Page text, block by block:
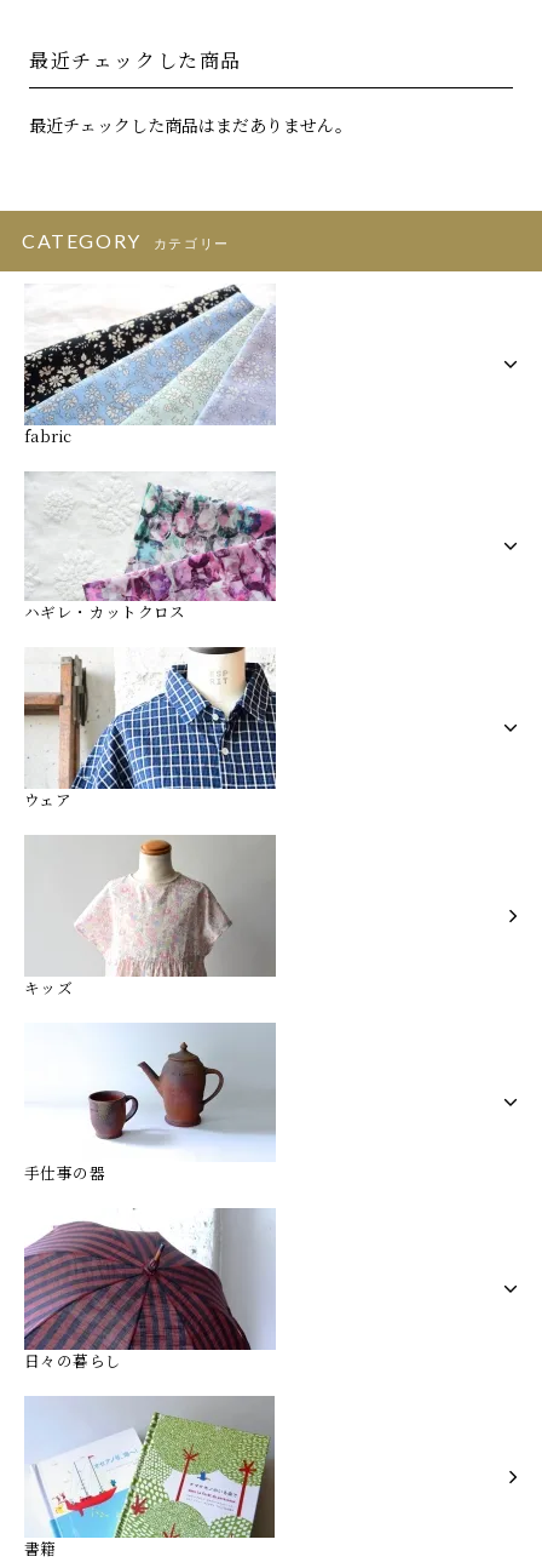
最近チェックした商品
最近チェックした商品はまだありません。
CATEGORY カテゴリー
fabric
ハギレ・カットクロス
ウェア
キッズ
手仕事の器
日々の暮らし
書籍